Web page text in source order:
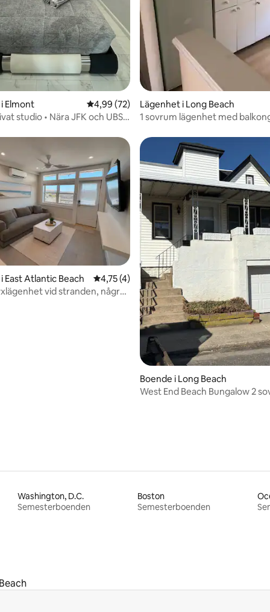
betyg, 41 omdömen
Elmont 4,99 av 5 i genomsnittligt betyg, 72
4,99 (72)
studio • Nära JFK och UBS
Lägenhet i Long Beach
1 sovrum lägenhet med
betyg, 6 omdömen
East Atlantic Beach 4,75 av 5 i genomsnittligt betyg, 4
4,75 (4)
vid stranden, några
Boende i Long Beach
West End Beach Bungalow 2
Washington, D.C.
Semesterboenden
Boston
Semesterboenden